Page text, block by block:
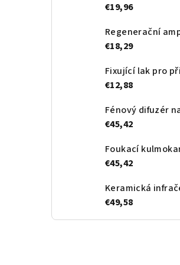
€19,96
€18,29
€12,88
€45,42
€45,42
€49,58